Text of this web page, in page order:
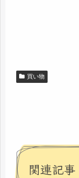
買い物
関連記事